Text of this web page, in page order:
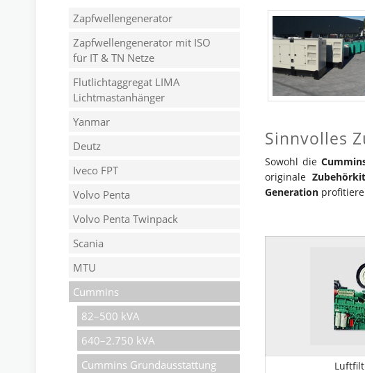
Sinnvolles
Sowohl die
originale
Generation
Zapfwellengenerator
Zapfwellengenerator mit ISO
für IT & TN Netze
Flutlichtaggregat LIMA
Lichtmastanhänger
Yanmar
Deutz
Iveco FPT
Volvo Penta
Volvo Penta Twinpack
Scania
MTU
Cummins
82–500 kVA
640–2.750 kVA
Cummins Grundausstattung